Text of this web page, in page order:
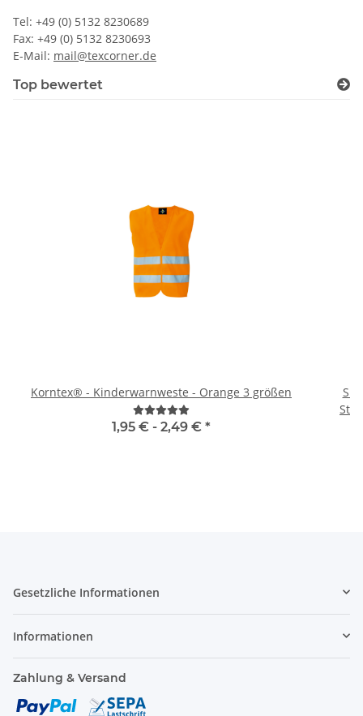
Tel: +49 (0) 5132 8230689
Fax: +49 (0) 5132 8230693
E-Mail: mail@texcorner.de
Top bewertet
Korntex® - Kinderwarnweste - Orange 3 größen
1,95 € - 2,49 € *
Gesetzliche Informationen
Informationen
Zahlung & Versand